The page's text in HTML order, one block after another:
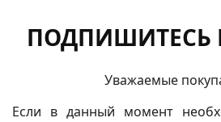
ПОДПИШИТЕСЬ
Уважаемые
Если в данный момент